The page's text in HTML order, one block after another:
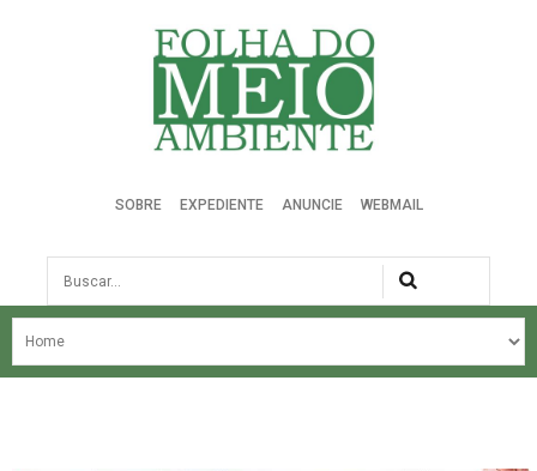
Folha do Meio Ambiente
SOBRE EXPEDIENTE ANUNCIE WEBMAIL
Busca
NOSSA HISTÓRIA